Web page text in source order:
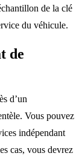
de la clé
du véhicule.
de
d’un
Vous pouvez
indépendant
cas, vous devrez